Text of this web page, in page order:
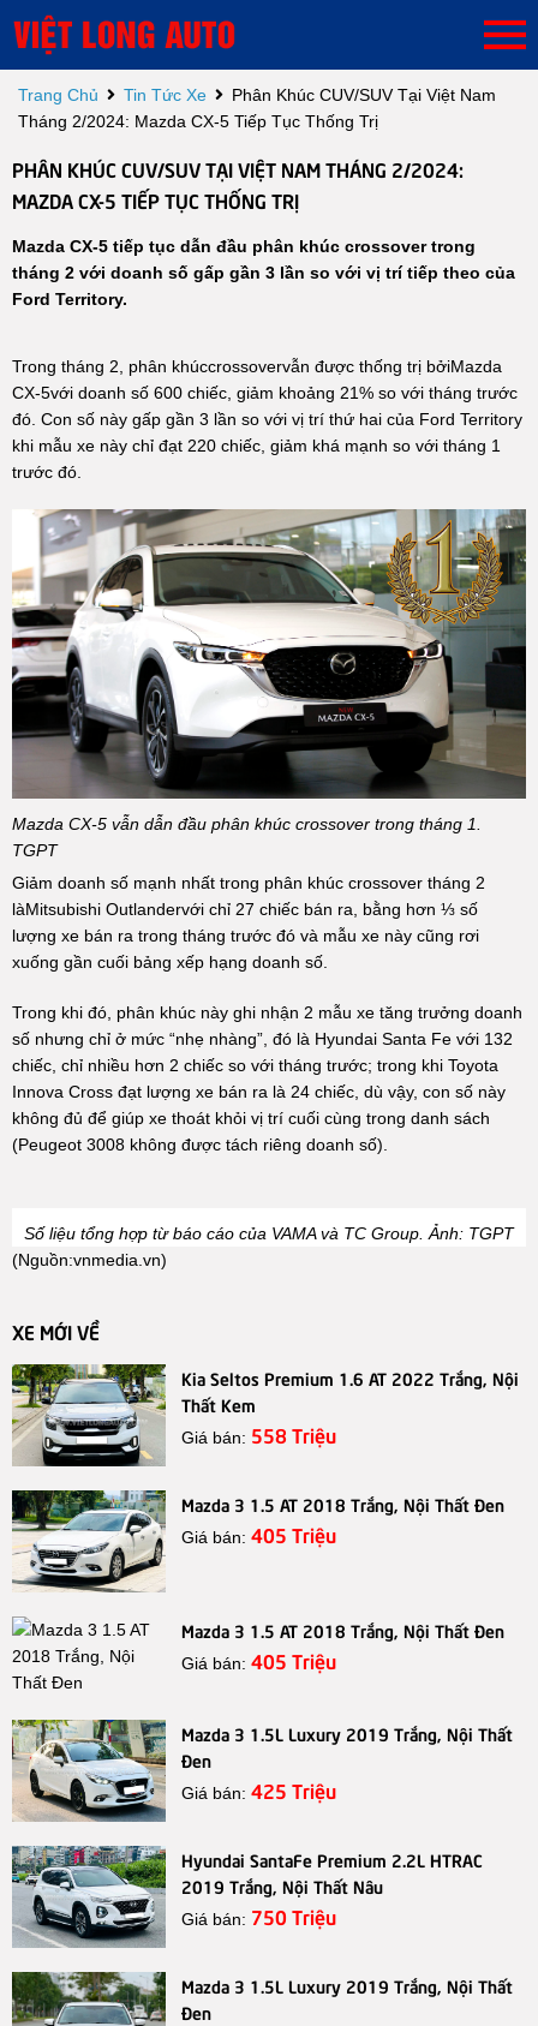
Trang Chủ Tin Tức Xe
Phân Khúc CUV/SUV Tại Việt Nam
Tháng 2/2024: Mazda CX-5 Tiếp Tục Thống Trị
PHÂN KHÚC CUV/SUV TẠI VIỆT NAM THÁNG 2/2024:
MAZDA CX-5 TIẾP TỤC THỐNG TRỊ
Mazda CX-5 tiếp tục dẫn đầu phân khúc crossover trong
tháng 2 với doanh số gấp gần 3 lần so với vị trí tiếp theo của
Ford Territory.
Trong tháng 2, phân khúccrossovervẫn được thống trị bởiMazda
CX-5với doanh số 600 chiếc, giảm khoảng 21% so với tháng trước
đó. Con số này gấp gần 3 lần so với vị trí thứ hai của Ford Territory
khi mẫu xe này chỉ đạt 220 chiếc, giảm khá mạnh so với tháng 1
trước đó.
Mazda CX-5 vẫn dẫn đầu phân khúc crossover trong tháng 1.
TGPT
Giảm doanh số mạnh nhất trong phân khúc crossover tháng 2
làMitsubishi Outlandervới chỉ 27 chiếc bán ra, bằng hơn ⅓ số
lượng xe bán ra trong tháng trước đó và mẫu xe này cũng rơi
xuống gần cuối bảng xếp hạng doanh số.
Trong khi đó, phân khúc này ghi nhận 2 mẫu xe tăng trưởng doanh
số nhưng chỉ ở mức “nhẹ nhàng”, đó là Hyundai Santa Fe với 132
chiếc, chỉ nhiều hơn 2 chiếc so với tháng trước; trong khi Toyota
Innova Cross đạt lượng xe bán ra là 24 chiếc, dù vậy, con số này
không đủ để giúp xe thoát khỏi vị trí cuối cùng trong danh sách
(Peugeot 3008 không được tách riêng doanh số).
Số liệu tổng hợp từ báo cáo của VAMA và TC Group. Ảnh: TGPT
(Nguồn:vnmedia.vn)
XE MỚI VỀ
Kia Seltos Premium 1.6 AT 2022 Trắng, Nội
Thất Kem
Giá bán: 558 Triệu
Mazda 3 1.5 AT 2018 Trắng, Nội Thất Đen
Giá bán:405 Triệu
Mazda 3 1.5 AT 2018 Trắng, Nội Thất Đen
Giá bán:405 Triệu
Mazda 3 1.5L Luxury 2019 Trắng, Nội Thất
Đen
Giá bán:425 Triệu
Hyundai SantaFe Premium 2.2L HTRAC
2019 Trắng, Nội Thất Nâu
Giá bán: 750 Triệu
Mazda 3 1.5L Luxury 2019 Trắng, Nội Thất
Đen